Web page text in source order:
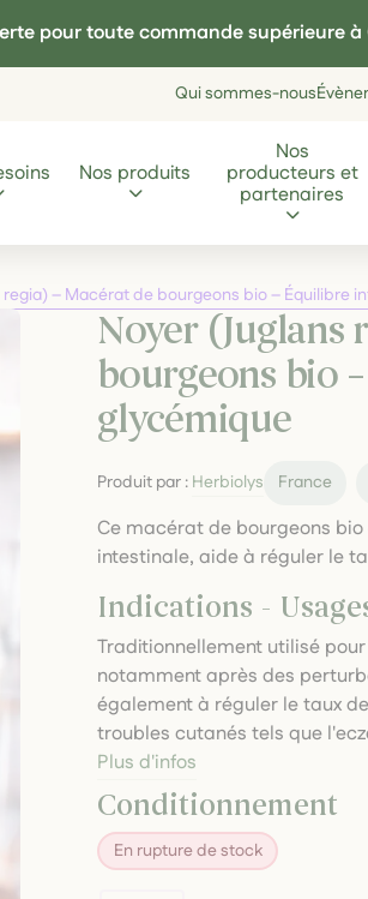
pour toute commande supérieure
Qui sommes-nous
Nos produits
Nos
producteurs et
partenaires
– Macérat de bourgeons bio – Équilibre
Noyer (Juglans
bourgeons bio
glycémique
Produit par : Herbiolys France
Ce macérat de bourgeons
intestinale, aide à réguler le
Indications -
Traditionnellement utilisé
notamment après des
également à réguler le taux
troubles cutanés tels que
Plus d'infos
Conditionnement
En rupture de stock